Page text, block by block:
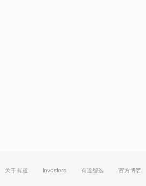
关于有道 Investors 有道智选 官方博客